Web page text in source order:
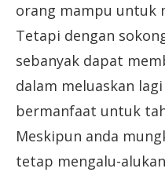
orang mampu untuk
Tetapi dengan
sebanyak dapat
dalam meluaskan
bermanfaat untuk
Meskipun anda
tetap mengalu-